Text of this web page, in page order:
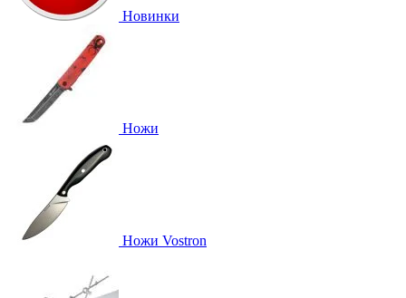
Новинки
Ножи
Ножи Vostron